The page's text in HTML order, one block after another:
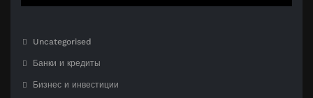
Uncategorised
Банки и кредиты
Бизнес и инвестиции